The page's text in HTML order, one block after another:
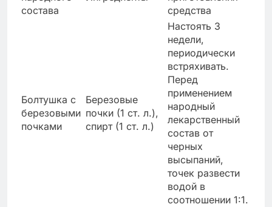
состава
средства
Болтушка с
березовыми
почками
Березовые
почки (1 ст. л.),
спирт (1 ст. л.)
Настоять 3
недели,
периодически
встряхивать.
Перед
применением
народный
лекарственный
состав от
черных
высыпаний,
точек развести
водой в
соотношении 1:1.